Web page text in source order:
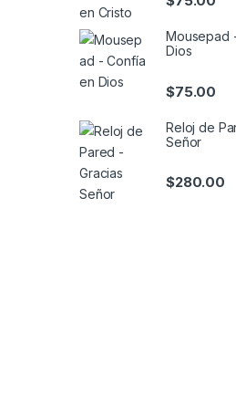
Mousepad
Dios
$75.00
Reloj de
Señor
$280.00